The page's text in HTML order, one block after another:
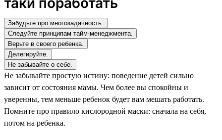
Забудьте про многозадачность.
Следуйте принципам тайм-менеджмента.
Верьте в своего ребенка.
Делегируйте.
Не забывайте о себе.
Не забывайте простую истину: поведение детей сильно
зависит от состояния мамы. Чем более вы спокойны и
уверенны, тем меньше ребенок будет вам мешать работать.
Помните про правило кислородной маски: сначала на себя,
потом на ребенка.